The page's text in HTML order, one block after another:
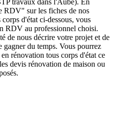
RDV" sur les fiches de nos
d'état ci-dessous, vous
RDV au professionnel choisi.
de nous décrire votre projet et de
du temps. Vous pourrez
rénovation tous corps d'état ce
devis rénovation de maison ou